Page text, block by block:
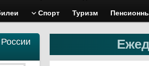
Спорт Туризм